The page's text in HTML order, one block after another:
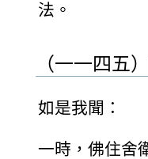
法。
（一一四五）
如是我聞：
一時，佛住舍